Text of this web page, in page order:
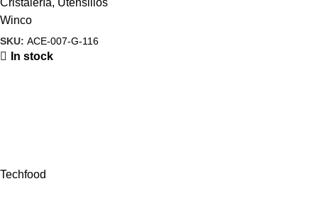
Cristalería, Utensilios
Winco
SKU: ACE-007-G-116
In stock
Techfood